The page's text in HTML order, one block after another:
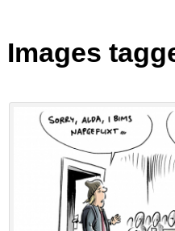
Images